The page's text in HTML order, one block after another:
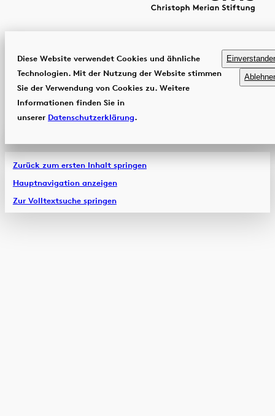
Diese Website verwendet Cookies und ähnliche
Technologien. Mit der Nutzung der Website stimmen
Sie der Verwendung von Cookies zu. Weitere
Informationen finden Sie in
unserer Datenschutzerklärung.
Zurück zum ersten Inhalt springen
Hauptnavigation anzeigen
Zur Volltextsuche springen